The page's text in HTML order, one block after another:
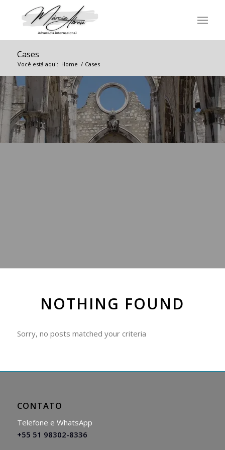
Cases
Você está aqui: Home / Cases
NOTHING FOUND
Sorry, no posts matched your criteria
CONTATO
Telefone e WhatsApp
+55 51 98302-8336